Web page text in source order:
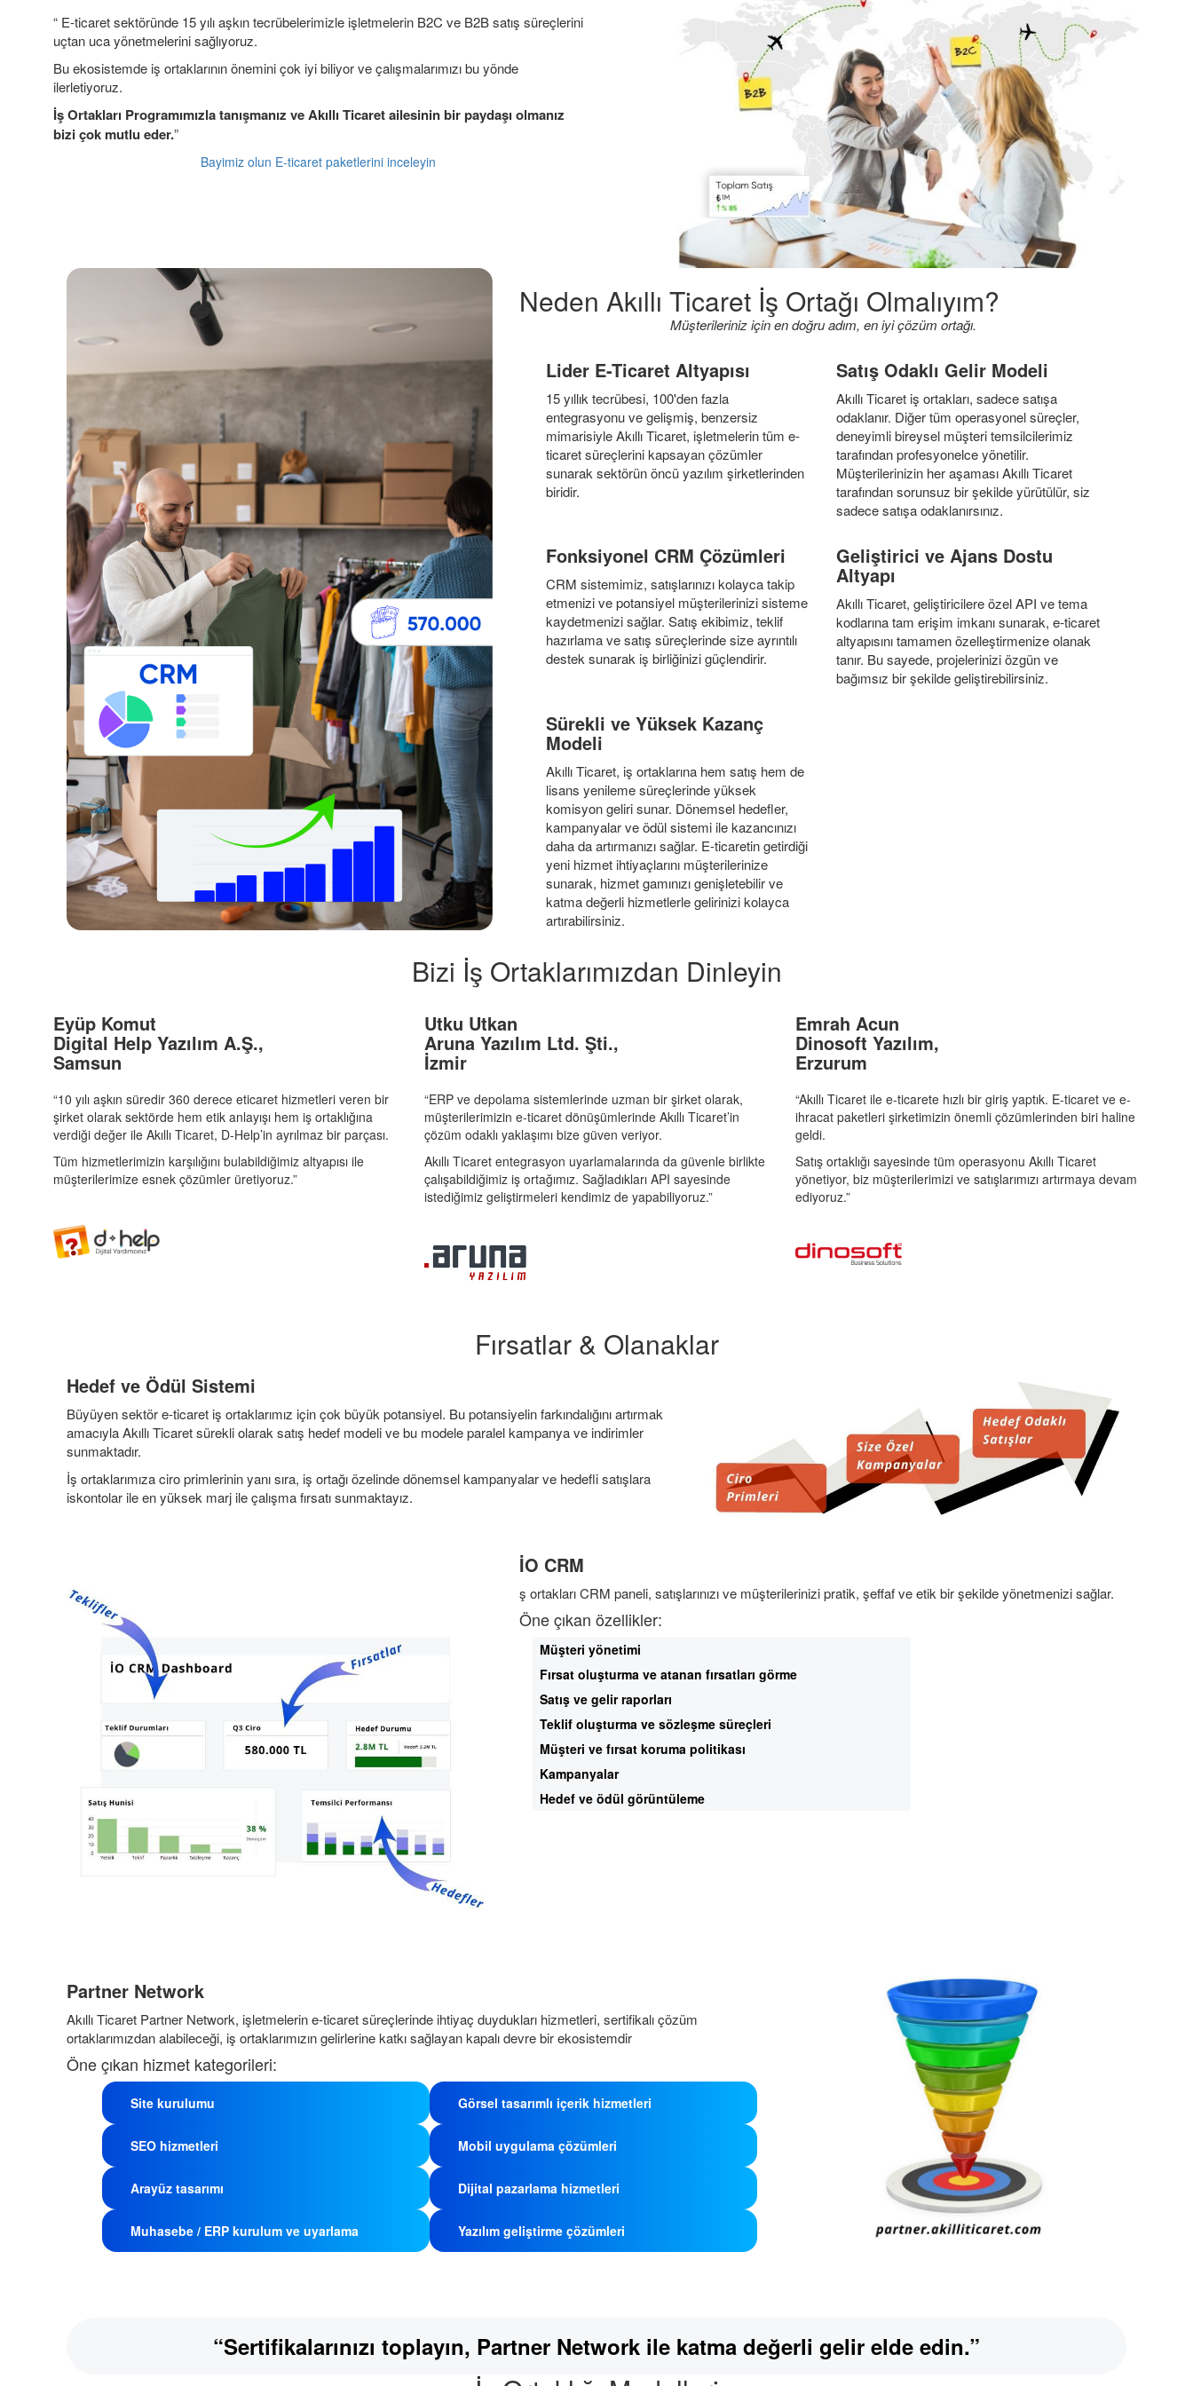
“ E-ticaret sektöründe 15 yılı aşkın tecrübelerimizle işletmelerin B2C ve B2B satış süreçlerini
uçtan uca yönetmelerini sağlıyoruz.
Bu ekosistemde iş ortaklarının önemini çok iyi biliyor ve çalışmalarımızı bu yönde
ilerletiyoruz.
İş Ortakları Programımızla tanışmanız ve Akıllı Ticaret ailesinin bir paydaşı olmanız
bizi çok mutlu eder.”
Bayimiz olun E-ticaret paketlerini inceleyin
Neden Akıllı Ticaret İş Ortağı Olmalıyım?
Müşterileriniz için en doğru adım, en iyi çözüm ortağı.
Lider E-Ticaret Altyapısı
15 yıllık tecrübesi, 100'den fazla
entegrasyonu ve gelişmiş, benzersiz
mimarisiyle Akıllı Ticaret, işletmelerin tüm e-
ticaret süreçlerini kapsayan çözümler
sunarak sektörün öncü yazılım şirketlerinden
biridir.
Satış Odaklı Gelir Modeli
Akıllı Ticaret iş ortakları, sadece satışa
odaklanır. Diğer tüm operasyonel süreçler,
deneyimli bireysel müşteri temsilcilerimiz
tarafından profesyonelce yönetilir.
Müşterilerinizin her aşaması Akıllı Ticaret
tarafından sorunsuz bir şekilde yürütülür, siz
sadece satışa odaklanırsınız.
Fonksiyonel CRM Çözümleri
CRM sistemimiz, satışlarınızı kolayca takip
etmenizi ve potansiyel müşterilerinizi sisteme
kaydetmenizi sağlar. Satış ekibimiz, teklif
hazırlama ve satış süreçlerinde size ayrıntılı
destek sunarak iş birliğinizi güçlendirir.
Geliştirici ve Ajans Dostu
Altyapı
Akıllı Ticaret, geliştiricilere özel API ve tema
kodlarına tam erişim imkanı sunarak, e-ticaret
altyapısını tamamen özelleştirmenize olanak
tanır. Bu sayede, projelerinizi özgün ve
bağımsız bir şekilde geliştirebilirsiniz.
Sürekli ve Yüksek Kazanç
Modeli
Akıllı Ticaret, iş ortaklarına hem satış hem de
lisans yenileme süreçlerinde yüksek
komisyon geliri sunar. Dönemsel hedefler,
kampanyalar ve ödül sistemi ile kazancınızı
daha da artırmanızı sağlar. E-ticaretin getirdiği
yeni hizmet ihtiyaçlarını müşterilerinize
sunarak, hizmet gamınızı genişletebilir ve
katma değerli hizmetlerle gelirinizi kolayca
artırabilirsiniz.
Bizi İş Ortaklarımızdan Dinleyin
Eyüp Komut
Digital Help Yazılım A.Ş.,
Samsun
“10 yılı aşkın süredir 360 derece eticaret hizmetleri veren bir
şirket olarak sektörde hem etik anlayışı hem iş ortaklığına
verdiği değer ile Akıllı Ticaret, D-Help’in ayrılmaz bir parçası.
Tüm hizmetlerimizin karşılığını bulabildiğimiz altyapısı ile
müşterilerimize esnek çözümler üretiyoruz.”
Utku Utkan
Aruna Yazılım Ltd. Şti.,
İzmir
“ERP ve depolama sistemlerinde uzman bir şirket olarak,
müşterilerimizin e-ticaret dönüşümlerinde Akıllı Ticaret’in
çözüm odaklı yaklaşımı bize güven veriyor.
Akıllı Ticaret entegrasyon uyarlamalarında da güvenle birlikte
çalışabildiğimiz iş ortağımız. Sağladıkları API sayesinde
istediğimiz geliştirmeleri kendimiz de yapabiliyoruz.”
Emrah Acun
Dinosoft Yazılım,
Erzurum
“Akıllı Ticaret ile e-ticarete hızlı bir giriş yaptık. E-ticaret ve e-
ihracat paketleri şirketimizin önemli çözümlerinden biri haline
geldi.
Satış ortaklığı sayesinde tüm operasyonu Akıllı Ticaret
yönetiyor, biz müşterilerimizi ve satışlarımızı artırmaya devam
ediyoruz.”
Fırsatlar & Olanaklar
Hedef ve Ödül Sistemi
Büyüyen sektör e-ticaret iş ortaklarımız için çok büyük potansiyel. Bu potansiyelin farkındalığını artırmak
amacıyla Akıllı Ticaret sürekli olarak satış hedef modeli ve bu modele paralel kampanya ve indirimler
sunmaktadır.
İş ortaklarımıza ciro primlerinin yanı sıra, iş ortağı özelinde dönemsel kampanyalar ve hedefli satışlara
iskontolar ile en yüksek marj ile çalışma fırsatı sunmaktayız.
İO CRM
ş ortakları CRM paneli, satışlarınızı ve müşterilerinizi pratik, şeffaf ve etik bir şekilde yönetmenizi sağlar.
Öne çıkan özellikler:
Müşteri yönetimi
Fırsat oluşturma ve atanan fırsatları görme
Satış ve gelir raporları
Teklif oluşturma ve sözleşme süreçleri
Müşteri ve fırsat koruma politikası
Kampanyalar
Hedef ve ödül görüntüleme
Partner Network
Akıllı Ticaret Partner Network, işletmelerin e-ticaret süreçlerinde ihtiyaç duydukları hizmetleri, sertifikalı çözüm
ortaklarımızdan alabileceği, iş ortaklarımızın gelirlerine katkı sağlayan kapalı devre bir ekosistemdir
Öne çıkan hizmet kategorileri:
Site kurulumu Görsel tasarımlı içerik hizmetleri
SEO hizmetleri Mobil uygulama çözümleri
Arayüz tasarımı Dijital pazarlama hizmetleri
Muhasebe / ERP kurulum ve uyarlama Yazılım geliştirme çözümleri
“Sertifikalarınızı toplayın, Partner Network ile katma değerli gelir elde edin.”